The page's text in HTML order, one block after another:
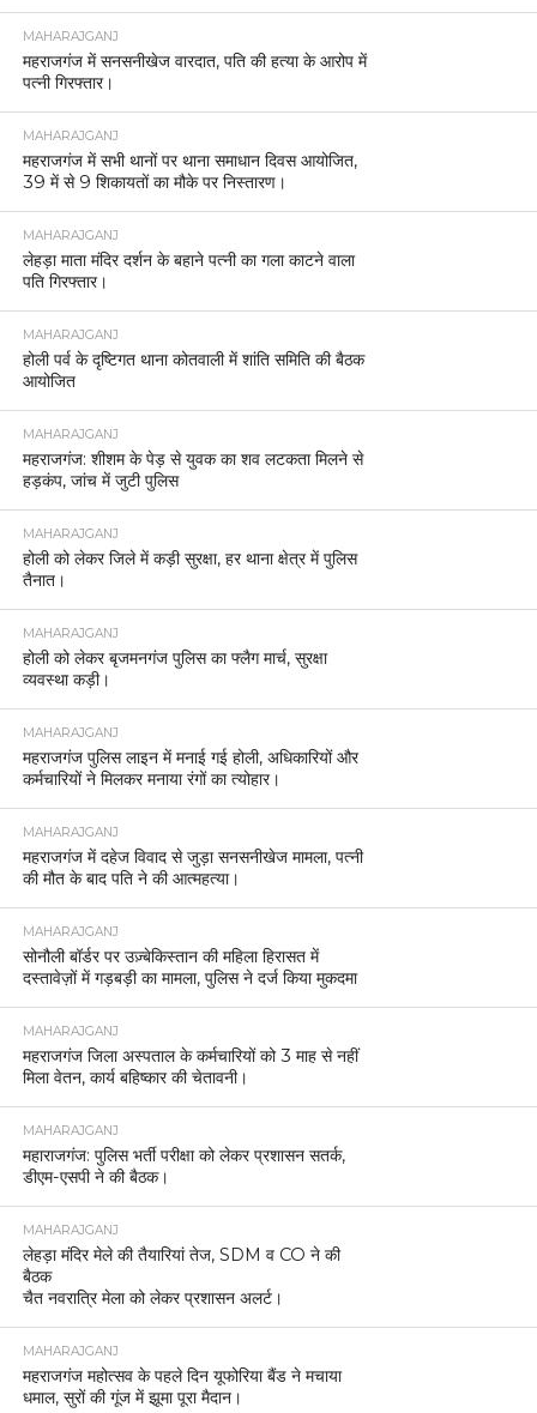
MAHARAJGANJ
महराजगंज में सनसनीखेज वारदात, पति की हत्या के आरोप में
पत्नी गिरफ्तार।
MAHARAJGANJ
महराजगंज में सभी थानों पर थाना समाधान दिवस आयोजित,
39 में से 9 शिकायतों का मौके पर निस्तारण।
MAHARAJGANJ
लेहड़ा माता मंदिर दर्शन के बहाने पत्नी का गला काटने वाला
पति गिरफ्तार।
MAHARAJGANJ
होली पर्व के दृष्टिगत थाना कोतवाली में शांति समिति की बैठक
आयोजित
MAHARAJGANJ
महराजगंज: शीशम के पेड़ से युवक का शव लटकता मिलने से
हड़कंप, जांच में जुटी पुलिस
MAHARAJGANJ
होली को लेकर जिले में कड़ी सुरक्षा, हर थाना क्षेत्र में पुलिस
तैनात।
MAHARAJGANJ
होली को लेकर बृजमनगंज पुलिस का फ्लैग मार्च, सुरक्षा
व्यवस्था कड़ी।
MAHARAJGANJ
महराजगंज पुलिस लाइन में मनाई गई होली, अधिकारियों और
कर्मचारियों ने मिलकर मनाया रंगों का त्योहार।
MAHARAJGANJ
महराजगंज में दहेज विवाद से जुड़ा सनसनीखेज मामला, पत्नी
की मौत के बाद पति ने की आत्महत्या।
MAHARAJGANJ
सोनौली बॉर्डर पर उज़्बेकिस्तान की महिला हिरासत में
दस्तावेज़ों में गड़बड़ी का मामला, पुलिस ने दर्ज किया मुकदमा
MAHARAJGANJ
महराजगंज जिला अस्पताल के कर्मचारियों को 3 माह से नहीं
मिला वेतन, कार्य बहिष्कार की चेतावनी।
MAHARAJGANJ
महाराजगंज: पुलिस भर्ती परीक्षा को लेकर प्रशासन सतर्क,
डीएम-एसपी ने की बैठक।
MAHARAJGANJ
लेहड़ा मंदिर मेले की तैयारियां तेज, SDM व CO ने की
बैठक
चैत नवरात्रि मेला को लेकर प्रशासन अलर्ट।
MAHARAJGANJ
महराजगंज महोत्सव के पहले दिन यूफोरिया बैंड ने मचाया
धमाल, सुरों की गूंज में झूमा पूरा मैदान।